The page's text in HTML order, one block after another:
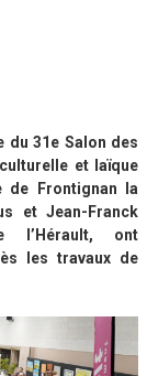
du 31e Salon des
et laïque
de Frontignan la
et Jean-Franck
l’Hérault, ont
les travaux de